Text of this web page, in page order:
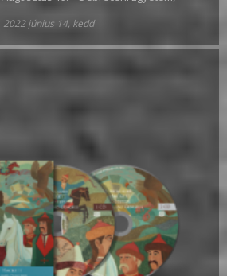
2022 június 14, kedd